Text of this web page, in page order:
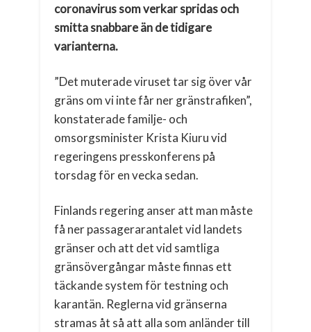
coronavirus som verkar spridas och
smitta snabbare än de tidigare
varianterna.
”Det muterade viruset tar sig över vår
gräns om vi inte får ner gränstrafiken”,
konstaterade familje- och
omsorgsminister Krista Kiuru vid
regeringens presskonferens på
torsdag för en vecka sedan.
Finlands regering anser att man måste
få ner passagerarantalet vid landets
gränser och att det vid samtliga
gränsövergångar måste finnas ett
täckande system för testning och
karantän. Reglerna vid gränserna
stramas åt så att alla som anländer till